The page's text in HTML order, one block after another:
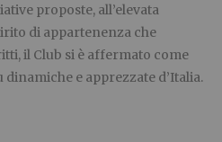
proposte, all’elevata
di appartenenza che
il Club si è affermato come
e apprezzate d’Italia.